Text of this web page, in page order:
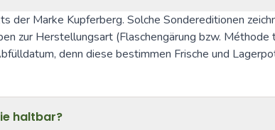
Marke Kupferberg. Solche Sondereditionen
zur Herstellungsart (Flaschengärung bzw.
denn diese bestimmen Frische und
haltbar?